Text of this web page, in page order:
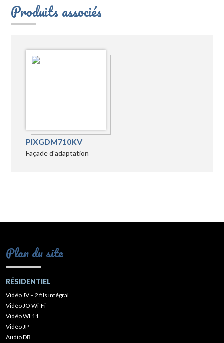
Produits associés
PIXGDM710KV
Façade d'adaptation
Plan du site
RÉSIDENTIEL
Vidéo JV – 2 fils intégral
Vidéo JO Wi-Fi
Vidéo WL11
Vidéo JP
Audio DB